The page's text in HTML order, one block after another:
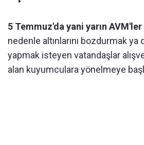
5 Temmuz'da yani yarın
nedenle altınlarını bozdurmak ya
yapmak isteyen vatandaşlar
alan kuyumculara yönelmeye